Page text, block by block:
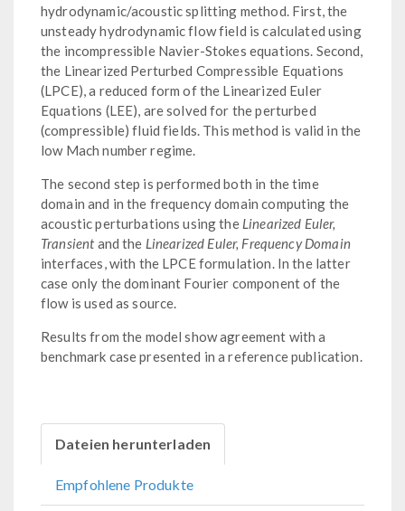
hydrodynamic/acoustic splitting method. First, the
unsteady hydrodynamic flow field is calculated using
the incompressible Navier-Stokes equations. Second,
the Linearized Perturbed Compressible Equations
(LPCE), a reduced form of the Linearized Euler
Equations (LEE), are solved for the perturbed
(compressible) fluid fields. This method is valid in the
low Mach number regime.
The second step is performed both in the time
domain and in the frequency domain computing the
acoustic perturbations using the Linearized Euler,
Transientand the Linearized Euler, Frequency Domain
interfaces, with the LPCE formulation. In the latter
case only the dominant Fourier component of the
flow is used as source.
Results from the model show agreement with a
benchmark case presented in a reference publication.
Dateien herunterladen
Empfohlene Produkte